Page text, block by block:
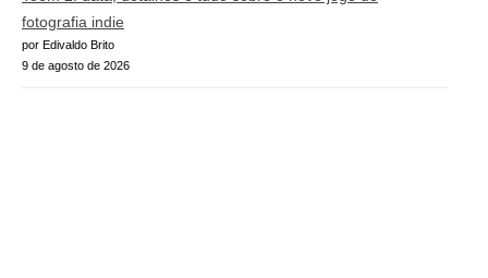
fotografia indie
por Edivaldo Brito
9 de agosto de 2026